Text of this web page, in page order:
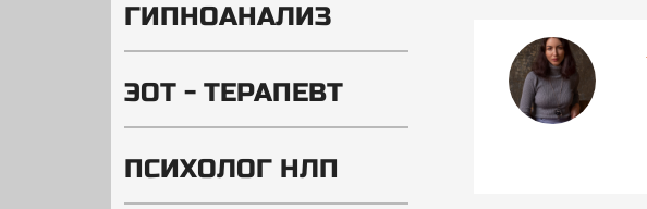
ГИПНОАНАЛИЗ
ЭОТ - ТЕРАПЕВТ
ПСИХОЛОГ НЛП